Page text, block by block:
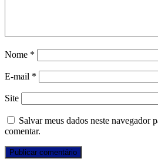
Nome *
E-mail *
Site
Salvar meus dados neste navegador
comentar.